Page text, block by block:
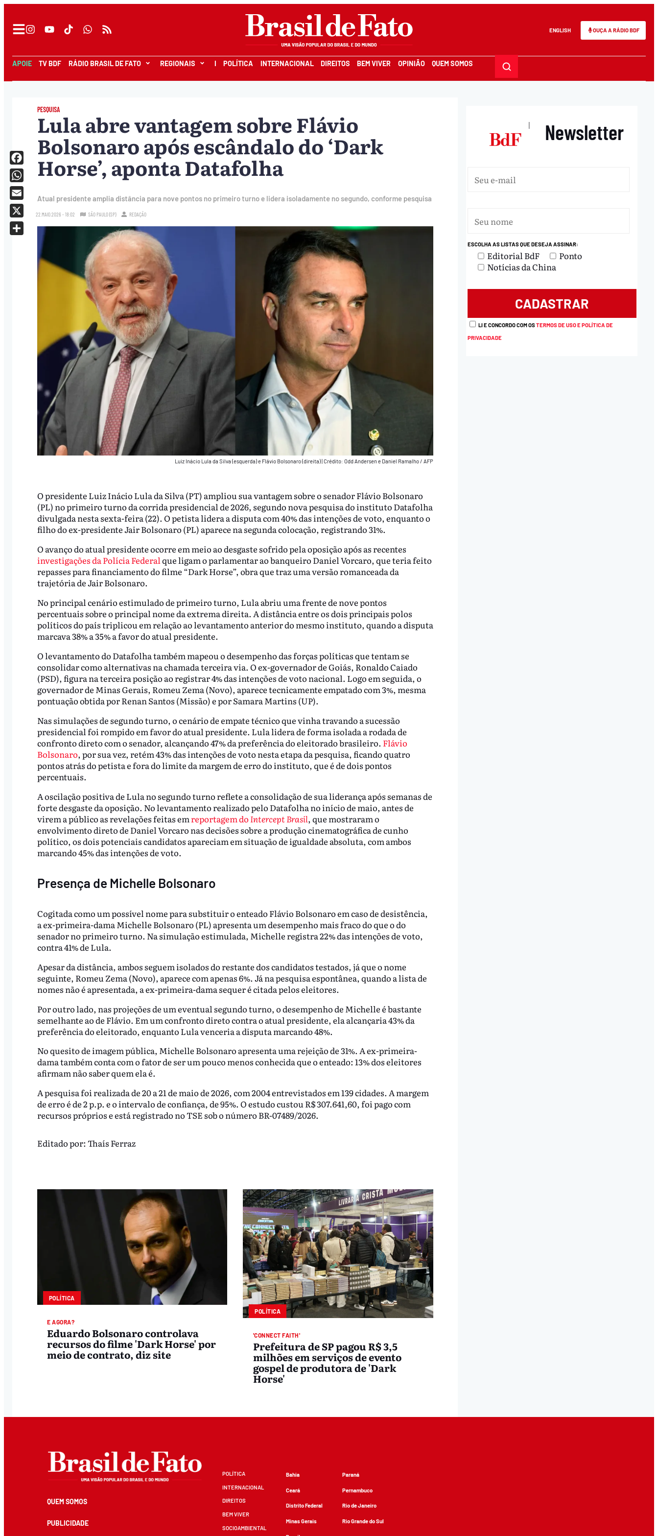
ENGLISH OUÇA A RÁDIO BDF
APOIE TV BDF RÁDIO BRASIL DE FATO REGIONAIS I POLÍTICA INTERNACIONAL DIREITOS BEM VIVER OPINIÃO QUEM SOMOS
PESQUISA
Lula abre vantagem sobre Flávio
Bolsonaro após escândalo do ‘Dark
Horse’, aponta Datafolha
Atual presidente amplia distância para nove pontos no primeiro turno e lidera isoladamente no segundo, conforme pesquisa
22.MAIO.2026 - 18:02 SÃO PAULO (SP) REDAÇÃO
Luiz Inácio Lula da Silva (esquerda) e Flávio Bolsonaro (direita)|Crédito: Odd Andersen e Daniel Ramalho / AFP
O presidente Luiz Inácio Lula da Silva (PT) ampliou sua vantagem sobre o senador Flávio Bolsonaro
(PL) no primeiro turno da corrida presidencial de 2026, segundo nova pesquisa do instituto Datafolha
divulgada nesta sexta-feira (22). O petista lidera a disputa com 40% das intenções de voto, enquanto o
filho do ex-presidente Jair Bolsonaro (PL) aparece na segunda colocação, registrando 31%.
O avanço do atual presidente ocorre em meio ao desgaste sofrido pela oposição após as recentes
investigações da Polícia Federalque ligam o parlamentar ao banqueiro Daniel Vorcaro, que teria feito
repasses para financiamento do filme “Dark Horse”, obra que traz uma versão romanceada da
trajetória de Jair Bolsonaro.
No principal cenário estimulado de primeiro turno, Lula abriu uma frente de nove pontos
percentuais sobre o principal nome da extrema direita. A distância entre os dois principais polos
políticos do país triplicou em relação ao levantamento anterior do mesmo instituto, quando a disputa
marcava 38% a 35% a favor do atual presidente.
O levantamento do Datafolha também mapeou o desempenho das forças políticas que tentam se
consolidar como alternativas na chamada terceira via. O ex-governador de Goiás, Ronaldo Caiado
(PSD), figura na terceira posição ao registrar 4% das intenções de voto nacional. Logo em seguida, o
governador de Minas Gerais, Romeu Zema (Novo), aparece tecnicamente empatado com 3%, mesma
pontuação obtida por Renan Santos (Missão) e por Samara Martins (UP).
Nas simulações de segundo turno, o cenário de empate técnico que vinha travando a sucessão
presidencial foi rompido em favor do atual presidente. Lula lidera de forma isolada a rodada de
confronto direto com o senador, alcançando 47% da preferência do eleitorado brasileiro. Flávio
Bolsonaro, por sua vez, retém 43% das intenções de voto nesta etapa da pesquisa, ficando quatro
pontos atrás do petista e fora do limite da margem de erro do instituto, que é de dois pontos
percentuais.
A oscilação positiva de Lula no segundo turno reflete a consolidação de sua liderança após semanas de
forte desgaste da oposição. No levantamento realizado pelo Datafolha no início de maio, antes de
virem a público as revelações feitas em reportagem do Intercept Brasil, que mostraram o
envolvimento direto de Daniel Vorcaro nas decisões sobre a produção cinematográfica de cunho
político, os dois potenciais candidatos apareciam em situação de igualdade absoluta, com ambos
marcando 45% das intenções de voto.
Presença de Michelle Bolsonaro
Cogitada como um possível nome para substituir o enteado Flávio Bolsonaro em caso de desistência,
a ex-primeira-dama Michelle Bolsonaro (PL) apresenta um desempenho mais fraco do que o do
senador no primeiro turno. Na simulação estimulada, Michelle registra 22% das intenções de voto,
contra 41% de Lula.
Apesar da distância, ambos seguem isolados do restante dos candidatos testados, já que o nome
seguinte, Romeu Zema (Novo), aparece com apenas 6%. Já na pesquisa espontânea, quando a lista de
nomes não é apresentada, a ex-primeira-dama sequer é citada pelos eleitores.
Por outro lado, nas projeções de um eventual segundo turno, o desempenho de Michelle é bastante
semelhante ao de Flávio. Em um confronto direto contra o atual presidente, ela alcançaria 43% da
preferência do eleitorado, enquanto Lula venceria a disputa marcando 48%.
No quesito de imagem pública, Michelle Bolsonaro apresenta uma rejeição de 31%. A ex-primeira-
dama também conta com o fator de ser um pouco menos conhecida que o enteado: 13% dos eleitores
afirmam não saber quem ela é.
A pesquisa foi realizada de 20 a 21 de maio de 2026, com 2004 entrevistados em 139 cidades. A margem
de erro é de 2 p.p. e o intervalo de confiança, de 95%. O estudo custou R$ 307.641,60, foi pago com
recursos próprios e está registrado no TSE sob o número BR-07489/2026.
Facebook
WhatsApp
Email
X
Editado por: Thaís Ferraz
POLÍTICA
E AGORA?
Eduardo Bolsonaro controlava
recursos do filme 'Dark Horse' por
meio de contrato, diz site
POLÍTICA
'CONNECT FAITH'
Prefeitura de SP pagou R$ 3,5
milhões em serviços de evento
gospel de produtora de 'Dark
Horse'
| Newsletter
ESCOLHA AS LISTAS QUE DESEJA ASSINAR:
Editorial BdF
Ponto
Notícias da China
LI E CONCORDO COM OSTERMOS DE USO E POLÍTICA DE
PRIVACIDADE
QUEM SOMOS
PUBLICIDADE
POLÍTICA
INTERNACIONAL
DIREITOS
BEM VIVER
SOCIOAMBIENTAL
Bahia
Ceará
Distrito Federal
Minas Gerais
Paraná
Pernambuco
Rio de Janeiro
Rio Grande do Sul